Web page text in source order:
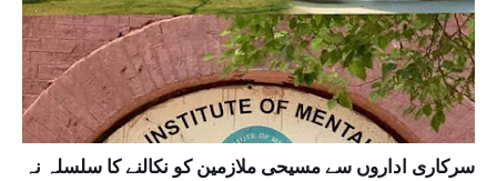
سرکاری اداروں سے مسیحی ملازمین کو نکالنے کا سلسلہ نہ